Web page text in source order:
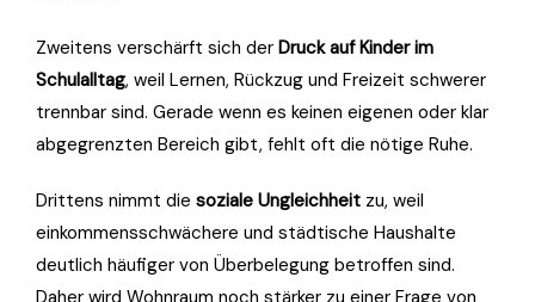
Zweitens verschärft sich der Druck auf Kinder im
Schulalltag, weil Lernen, Rückzug und Freizeit schwerer
trennbar sind. Gerade wenn es keinen eigenen oder klar
abgegrenzten Bereich gibt, fehlt oft die nötige Ruhe.
Drittens nimmt die soziale Ungleichheit zu, weil
einkommensschwächere und städtische Haushalte
deutlich häufiger von Überbelegung betroffen sind.